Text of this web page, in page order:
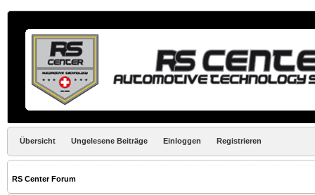
Übersicht Ungelesene Beiträge Einloggen Registrieren
RS Center Forum